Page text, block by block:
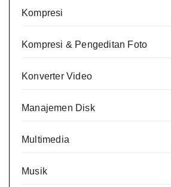
Kompresi
Kompresi & Pengeditan Foto
Konverter Video
Manajemen Disk
Multimedia
Musik